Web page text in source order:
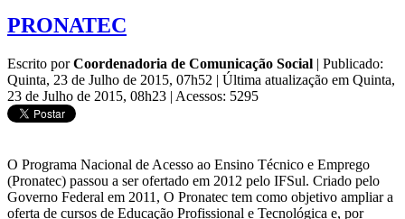
PRONATEC
Escrito porCoordenadoria de Comunicação Social | Publicado:
Quinta, 23 de Julho de 2015, 07h52 | Última atualização em Quinta,
23 de Julho de 2015, 08h23 | Acessos: 5295
O Programa Nacional de Acesso ao Ensino Técnico e Emprego
(Pronatec) passou a ser ofertado em 2012 pelo IFSul. Criado pelo
Governo Federal em 2011, O Pronatec tem como objetivo ampliar a
oferta de cursos de Educação Profissional e Tecnológica e, por